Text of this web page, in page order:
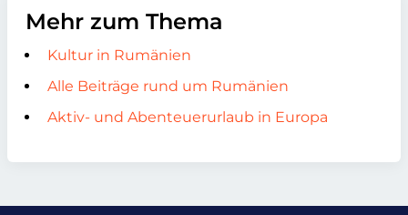
Mehr zum Thema
Kultur in Rumänien
Alle Beiträge rund um Rumänien
Aktiv- und Abenteuerurlaub in Europa